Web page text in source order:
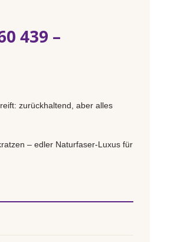
439 –
zurückhaltend, aber alles
– edler Naturfaser-Luxus für